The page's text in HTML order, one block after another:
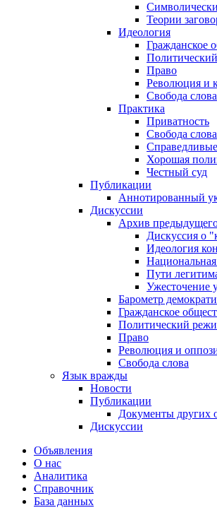
Теории
Идеология
Гражданское
Право
Революция и
Свобода слова
Практика
Приватность
Свобода слова
Хорошая
Честный суд
Публикации
Аннотированный
Дискуссии
Архив
Дискуссия о
Идеология
Пути
Ужесточение
Барометр
Гражданское
Политический
Право
Революция и
Свобода слова
Язык вражды
Новости
Публикации
Документы других
Дискуссии
Объявления
О нас
Аналитика
Справочник
База данных